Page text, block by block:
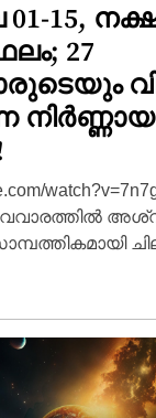
15,
27